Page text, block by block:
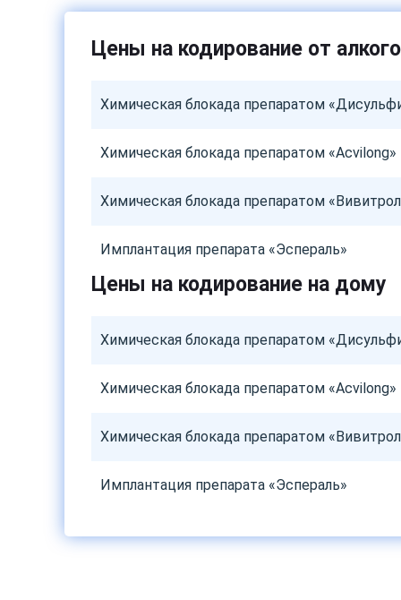
Цены на кодирование от
Химическая блокада препаратом
Химическая блокада препаратом «Acvilong»
Химическая блокада препаратом
Имплантация препарата «Эспераль»
Цены на кодирование на дому
Химическая блокада препаратом
Химическая блокада препаратом «Acvilong»
Химическая блокада препаратом
Имплантация препарата «Эспераль»